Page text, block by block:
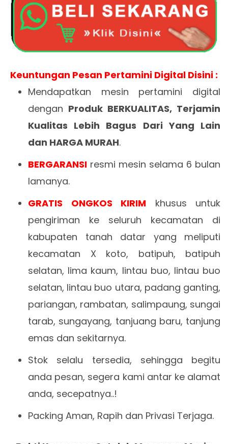
Keuntungan Pesan Pertamini Digital Disini :
Mendapatkan mesin pertamini digital
dengan Produk BERKUALITAS, Terjamin
Kualitas Lebih Bagus Dari Yang Lain
dan HARGA MURAH.
BERGARANSI resmi mesin selama 6 bulan
lamanya.
GRATIS ONGKOS KIRIM khusus untuk
pengiriman ke seluruh kecamatan di
kabupaten tanah datar yang meliputi
kecamatan X koto, batipuh, batipuh
selatan, lima kaum, lintau buo, lintau buo
selatan, lintau buo utara, padang ganting,
pariangan, rambatan, salimpaung, sungai
tarab, sungayang, tanjuang baru, tanjung
emas dan sekitarnya.
Stok selalu tersedia, sehingga begitu
anda pesan, segera kami antar ke alamat
anda, secepatnya..!
Packing Aman, Rapih dan Privasi Terjaga.